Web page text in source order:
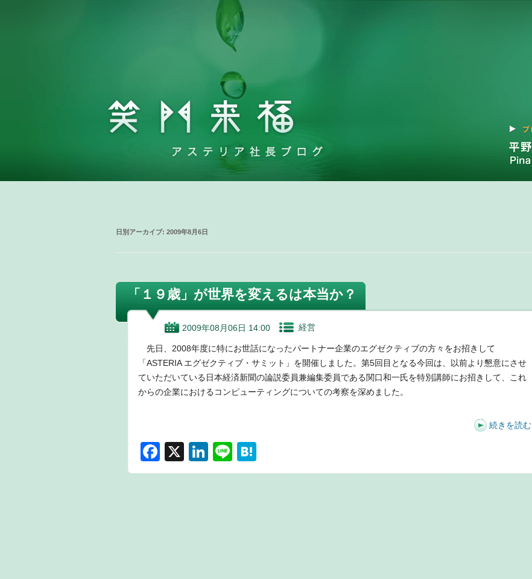
日別アーカイブ: 2009年8月6日
「１９歳」が世界を変えるは本当か？
2009年08月06日 14:00 経営
先日、2008年度に特にお世話になったパートナー企業のエグゼクティブの方々をお招きして
「ASTERIA エグゼクティブ・サミット」を開催しました。第5回目となる今回は、以前より懇意にさせ
ていただいている日本経済新聞の論説委員兼編集委員である関口和一氏を特別講師にお招きして、これ
からの企業におけるコンピューティングについての考察を深めました。
続きを読む
F
a
X
Li
n
Li
n
at